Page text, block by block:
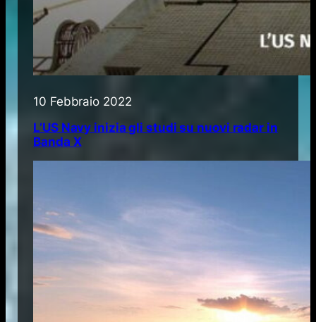
10 Febbraio 2022
L’US Navy inizia gli studi su nuovi radar in
Banda X